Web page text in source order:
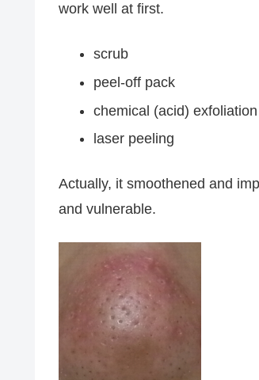
work well at first.
scrub
peel-off pack
chemical (acid) exfoliation
laser peeling
Actually, it smoothened and
and vulnerable.